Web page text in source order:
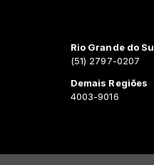
Rio Grande do
(51) 2797-0207
Demais Regiões
4003-9016